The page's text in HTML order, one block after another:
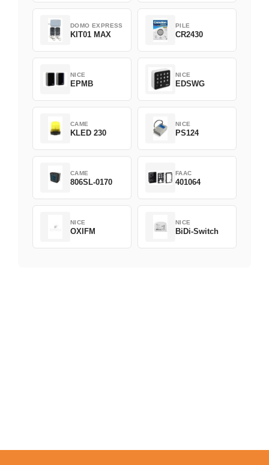
DOMO EXPRESS
KIT01 MAX
PILE
CR2430
NICE
EPMB
NICE
EDSWG
CAME
KLED 230
NICE
PS124
CAME
806SL-0170
FAAC
401064
NICE
OXIFM
NICE
BiDi-Switch